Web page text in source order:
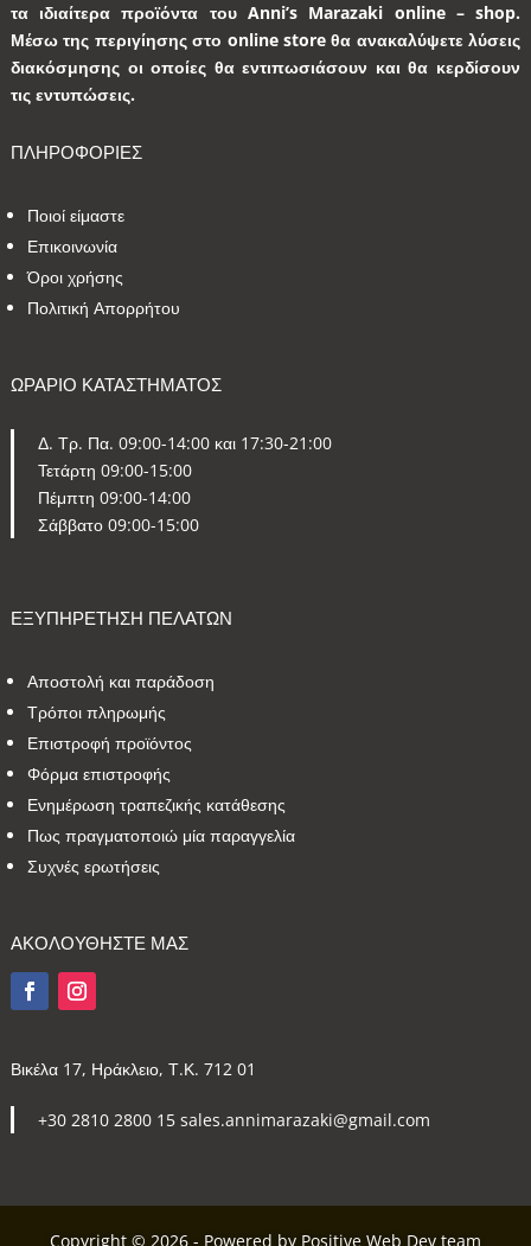
τα ιδιαίτερα προϊόντα του Anni’s Marazaki online – shop.
Μέσω της περιγίησης στο online store θα ανακαλύψετε λύσεις
διακόσμησης οι οποίες θα εντιπωσιάσουν και θα κερδίσουν
τις εντυπώσεις.
ΠΛΗΡΟΦΟΡΙΕΣ
Ποιοί είμαστε
Επικοινωνία
Όροι χρήσης
Πολιτική Απορρήτου
ΩΡΑΡΙΟ ΚΑΤΑΣΤΗΜΑΤΟΣ
Δ. Τρ. Πα. 09:00-14:00 και 17:30-21:00
Τετάρτη 09:00-15:00
Πέμπτη 09:00-14:00
Σάββατο 09:00-15:00
ΕΞΥΠΗΡΕΤΗΣΗ ΠΕΛΑΤΩΝ
Αποστολή και παράδοση
Τρόποι πληρωμής
Επιστροφή προϊόντος
Φόρμα επιστροφής
Ενημέρωση τραπεζικής κατάθεσης
Πως πραγματοποιώ μία παραγγελία
Συχνές ερωτήσεις
ΑΚΟΛΟΥΘΗΣΤΕ ΜΑΣ
Βικέλα 17, Ηράκλειο, Τ.Κ. 712 01
+30 2810 2800 15 sales.annimarazaki@gmail.com
Copyright © 2026 - Powered by Positive Web Dev team